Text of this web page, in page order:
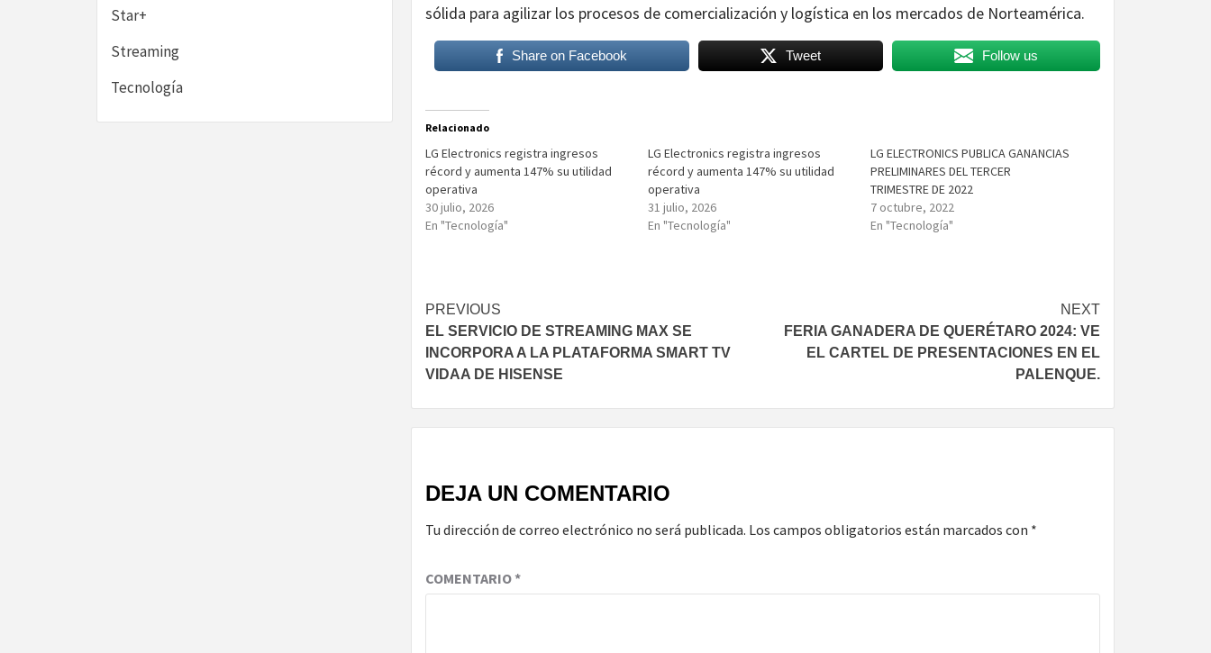
sólida para agilizar los procesos de comercialización y logística en los mercados de Norteamérica.
Share on Facebook Tweet Follow us
Relacionado
LG Electronics registra ingresos
récord y aumenta 147% su utilidad
operativa
30 julio, 2026
En "Tecnología"
LG Electronics registra ingresos
récord y aumenta 147% su utilidad
operativa
31 julio, 2026
En "Tecnología"
LG ELECTRONICS PUBLICA GANANCIAS
PRELIMINARES DEL TERCER
TRIMESTRE DE 2022
7 octubre, 2022
En "Tecnología"
Post
navigation
PREVIOUS
EL SERVICIO DE STREAMING MAX SE
INCORPORA A LA PLATAFORMA SMART TV
VIDAA DE HISENSE
NEXT
FERIA GANADERA DE QUERÉTARO 2024: VE
EL CARTEL DE PRESENTACIONES EN EL
PALENQUE.
DEJA UN COMENTARIO
Tu dirección de correo electrónico no será publicada. Los campos obligatorios están marcados con *
COMENTARIO*
Star+
Streaming
Tecnología